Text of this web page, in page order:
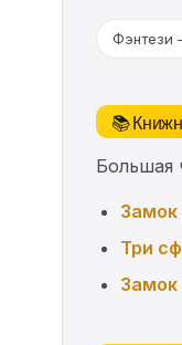
Фэнтези
📚
Большая
Замок
Три
Замок